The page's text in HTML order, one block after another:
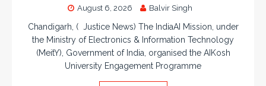
August 6, 2026 Balvir Singh
Chandigarh, ( Justice News) The IndiaAI Mission, under
the Ministry of Electronics & Information Technology
(MeitY), Government of India, organised the AIKosh
University Engagement Programme